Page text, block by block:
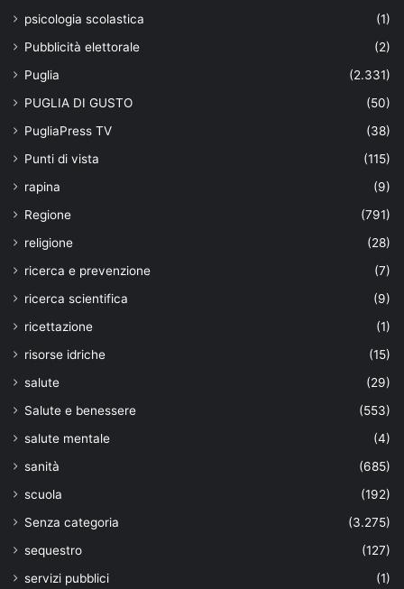
psicologia scolastica
(1)
Pubblicità elettorale
(2)
Puglia
(2.331)
PUGLIA DI GUSTO
(50)
PugliaPress TV
(38)
Punti di vista
(115)
rapina
(9)
Regione
(791)
religione
(28)
ricerca e prevenzione
(7)
ricerca scientifica
(9)
ricettazione
(1)
risorse idriche
(15)
salute
(29)
Salute e benessere
(553)
salute mentale
(4)
sanità
(685)
scuola
(192)
Senza categoria
(3.275)
sequestro
(127)
servizi pubblici
(1)